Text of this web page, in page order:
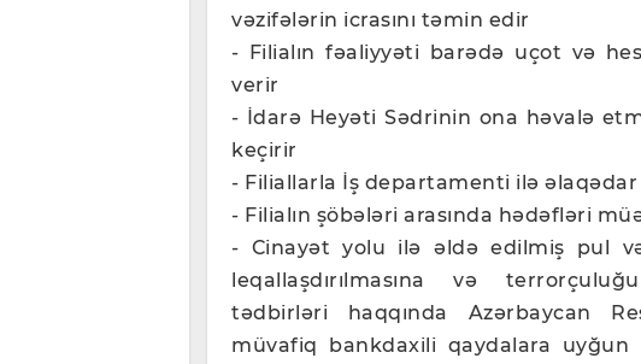
vəzifələrin icrasını təmin edir
- Filialın fəaliyyəti barədə uçot və
verir
- İdarə Heyəti Sədrinin ona həvalə
keçirir
- Filiallarla İş departamenti ilə əlaqədar
- Filialın şöbələri arasında hədəfləri
- Cinayət yolu ilə əldə edilmiş pul
leqallaşdırılmasına və
tədbirləri haqqında Azərbaycan
müvafiq bankdaxili qaydalara uyğun